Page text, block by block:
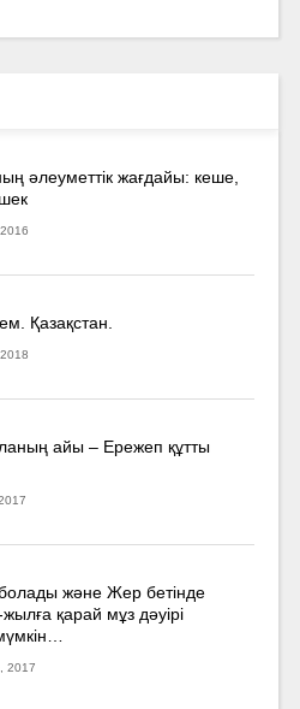
әлеуметтік жағдайы: кеше,
Қазақстан.
айы – Ережеп құтты
және Жер бетінде
қарай мұз дәуірі
2017